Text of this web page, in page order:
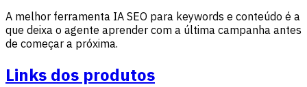
A melhor ferramenta IA SEO para keywords e conteúdo é a
que deixa o agente aprender com a última campanha antes
de começar a próxima.
Links dos produtos